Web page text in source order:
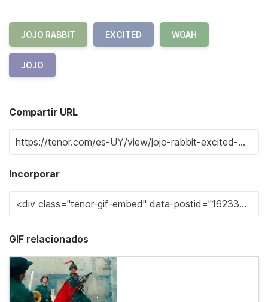
JOJO RABBIT EXCITED WOAH
JOJO
Compartir URL
Incorporar
GIF relacionados